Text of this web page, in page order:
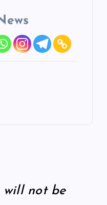
will not be